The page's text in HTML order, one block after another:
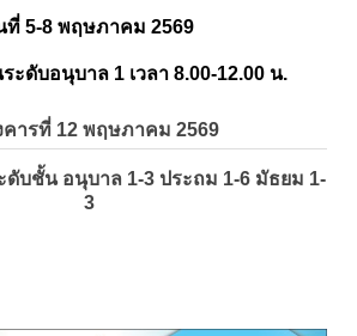
ที่ 5-8 พฤษภาคม 2569
ะดับอนุบาล 1 เวลา 8.00-12.00 น.
คารที่ 12 พฤษภาคม 2569
ดับชั้น อนุบาล 1-3 ประถม 1-6 มัธยม 1-
3